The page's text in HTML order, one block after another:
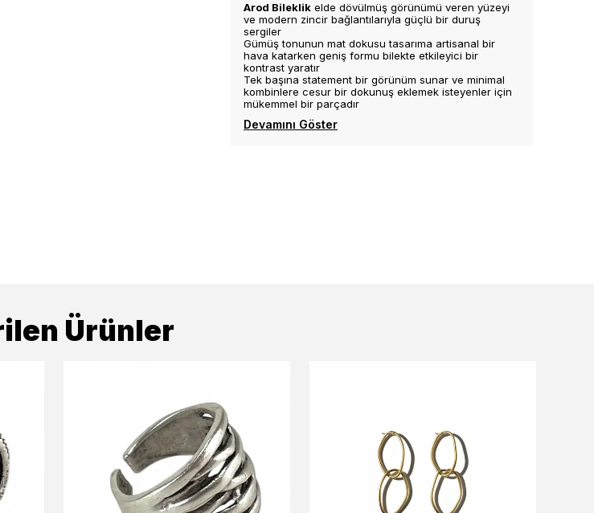
Arod Bileklik elde dövülmüş görünümü veren yüzeyi
ve modern zincir bağlantılarıyla güçlü bir duruş
sergiler
Gümüş tonunun mat dokusu tasarıma artisanal bir
hava katarken geniş formu bilekte etkileyici bir
kontrast yaratır
Tek başına statement bir görünüm sunar ve minimal
kombinlere cesur bir dokunuş eklemek isteyenler için
mükemmel bir parçadır
Devamını Göster
Ürünler